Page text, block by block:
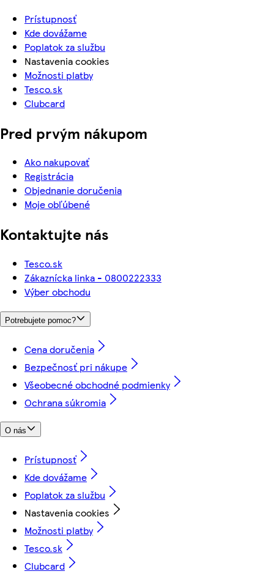
Prístupnosť
Kde dovážame
Poplatok za službu
Nastavenia cookies
Možnosti platby
Tesco.sk
Clubcard
Pred prvým nákupom
Ako nakupovať
Registrácia
Objednanie doručenia
Moje obľúbené
Kontaktujte nás
Tesco.sk
Zákaznícka linka - 0800222333
Výber obchodu
Potrebujete pomoc?
Cena doručenia
Bezpečnosť pri nákupe
Všeobecné obchodné podmienky
Ochrana súkromia
O nás
Prístupnosť
Kde dovážame
Poplatok za službu
Nastavenia cookies
Možnosti platby
Tesco.sk
Clubcard